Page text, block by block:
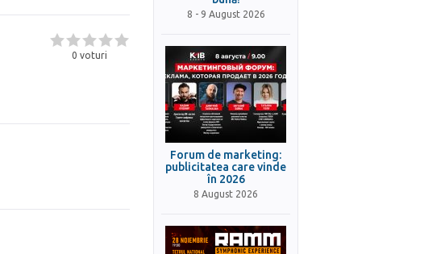
0 voturi
8 - 9 August 2026
Forum de marketing:
publicitatea care vinde
în 2026
8 August 2026